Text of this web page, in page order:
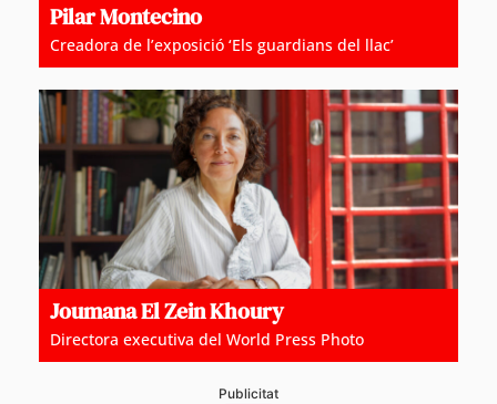
Pilar Montecino
Creadora de l’exposició ‘Els guardians del llac’
Joumana El Zein Khoury
Directora executiva del World Press Photo
Publicitat